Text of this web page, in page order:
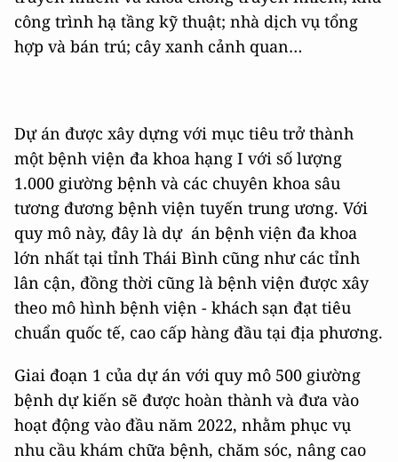
công trình hạ tầng kỹ thuật; nhà dịch vụ tổng
hợp và bán trú; cây xanh cảnh quan…
Dự án được xây dựng với mục tiêu trở thành
một bệnh viện đa khoa hạng I với số lượng
1.000 giường bệnh và các chuyên khoa sâu
tương đương bệnh viện tuyến trung ương. Với
quy mô này, đây là dự án bệnh viện đa khoa
lớn nhất tại tỉnh Thái Bình cũng như các tỉnh
lân cận, đồng thời cũng là bệnh viện được xây
theo mô hình bệnh viện - khách sạn đạt tiêu
chuẩn quốc tế, cao cấp hàng đầu tại địa phương.
Giai đoạn 1 của dự án với quy mô 500 giường
bệnh dự kiến sẽ được hoàn thành và đưa vào
hoạt động vào đầu năm 2022, nhằm phục vụ
nhu cầu khám chữa bệnh, chăm sóc, nâng cao